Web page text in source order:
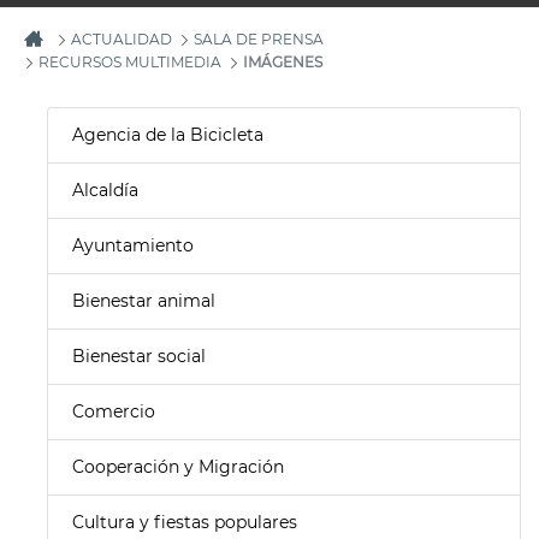
ACTUALIDAD
SALA DE PRENSA
RECURSOS MULTIMEDIA
IMÁGENES
Agencia de la Bicicleta
Alcaldía
Ayuntamiento
Bienestar animal
Bienestar social
Comercio
Cooperación y Migración
Cultura y fiestas populares